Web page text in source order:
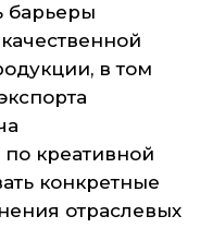
барьеры
в том
креативной
конкретные
отраслевых